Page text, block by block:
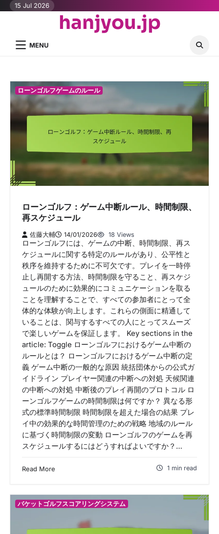
Skip15 Jul 2026
hanjyou.jp
MENU
ローンゴルフゲームのルール
ローンゴルフ：ゲーム中断ルール、時間制限、
再スケジュール
佐藤大輔 14/01/2026 18 Views
ローンゴルフには、ゲームの中断、時間制限、再ス
ケジュールに関する特定のルールがあり、公平性と
秩序を維持するために不可欠です。プレイを一時停
止し再開する方法、時間制限を守ること、再スケジ
ュールのために効果的にコミュニケーションを取る
ことを理解することで、すべての参加者にとって全
体的な体験が向上します。これらの側面に精通して
いることは、関与するすべての人にとってスムーズ
で楽しいゲームを保証します。 Key sections in the
article: Toggle ローンゴルフにおけるゲーム中断の
ルールとは？ ローンゴルフにおけるゲーム中断の定
義 ゲーム中断の一般的な原因 統括団体からの公式ガ
イドライン プレイヤー関連の中断への対処 天候関連
の中断への対処 中断後のプレイ再開のプロトコル ロ
ーンゴルフゲームの時間制限は何ですか？ 異なる形
式の標準時間制限 時間制限を超えた場合の結果 プレ
イ中の効果的な時間管理のための戦略 地域のルール
に基づく時間制限の変動 ローンゴルフのゲームを再
スケジュールするにはどうすればよいですか？…
Read More 1 min read
バケットゴルフスコアリングシステム